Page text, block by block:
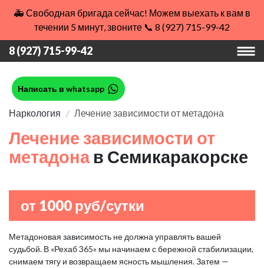
🚑 Свободная бригада сейчас! Можем выехать к вам в
течении 5 минут, звоните 📞 8 (927) 715-99-42
8 (927) 715-99-42
Написать в whatsapp
Наркология Лечение зависимости от метадона
Лечение зависимости от
метадона в Семикаракорске
от 1000 руб/сутки
Метадоновая зависимость не должна управлять вашей
судьбой. В «Рехаб 365» мы начинаем с бережной стабилизации,
снимаем тягу и возвращаем ясность мышления. Затем —